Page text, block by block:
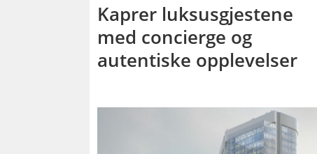
Kaprer luksusgjestene
med concierge og
autentiske opplevelser